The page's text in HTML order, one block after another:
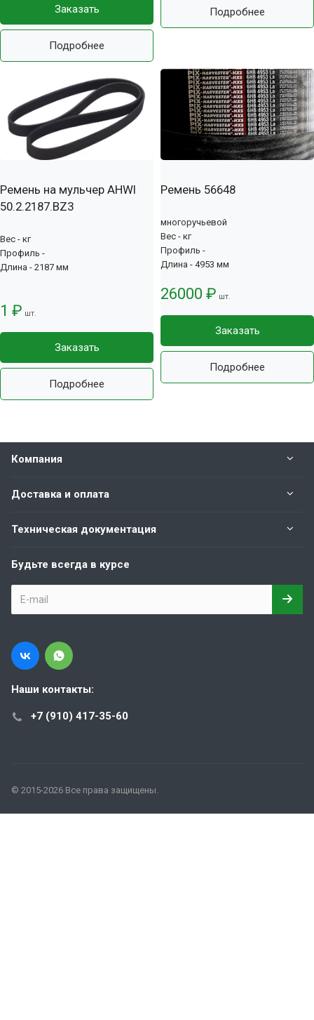
Заказать
Подробнее
Подробнее
Ремень на мульчер AHWI
50.2.2187.BZ3
Вес - кг
Профиль -
Длина - 2187 мм
1 ₽ шт.
Заказать
Подробнее
Ремень 56648
многоручьевой
Вес - кг
Профиль -
Длина - 4953 мм
26000 ₽ шт.
Заказать
Подробнее
Компания
Доставка и оплата
Техническая документация
Будьте всегда в курсе
Наши контакты:
+7 (910) 417-35-60
© 2015-2026 Все права защищены.